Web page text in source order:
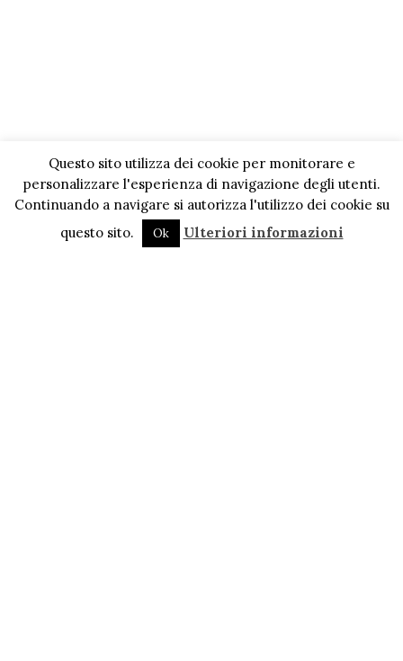
Questo sito utilizza dei cookie per monitorare e
personalizzare l'esperienza di navigazione degli utenti.
Continuando a navigare si autorizza l'utilizzo dei cookie su
questo sito.
Ok Ulteriori informazioni